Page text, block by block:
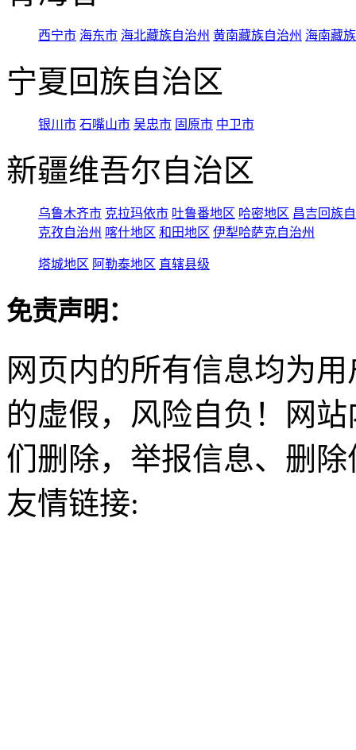
西宁市 海东市 海北藏族自治州 黄南藏族自治州 海南藏
宁夏回族自治区
银川市 石嘴山市 吴忠市 固原市 中卫市
新疆维吾尔自治区
乌鲁木齐市 克拉玛依市 吐鲁番地区 哈密地区 昌吉回族
克孜自治州 喀什地区 和田地区 伊犁哈萨克自治州
塔城地区 阿勒泰地区 直辖县级
免责声明：
网页内的所有信息均为
的虚假，风险自负！网
们删除，举报信息、删
友情链接: